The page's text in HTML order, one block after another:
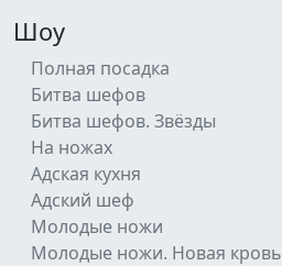
Шоу
Полная посадка
Битва шефов
Битва шефов. Звёзды
На ножах
Адская кухня
Адский шеф
Молодые ножи
Молодые ножи. Новая кровь